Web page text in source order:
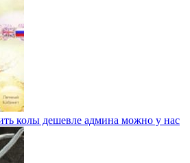
колы дешевле админа можно у нас